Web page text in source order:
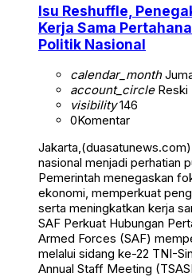
Isu Reshuffle,
Kerja Sama
Politik Nasional
calendar_month
account_circleReski
visibility146
0Komentar
nasional menjadi perhatian
Pemerintah menegaskan
ekonomi, memperkuat
serta meningkatkan kerja
SAF Perkuat Hubungan
Armed Forces (SAF)
melalui sidang ke-22 TNI-
Annual Staff Meeting